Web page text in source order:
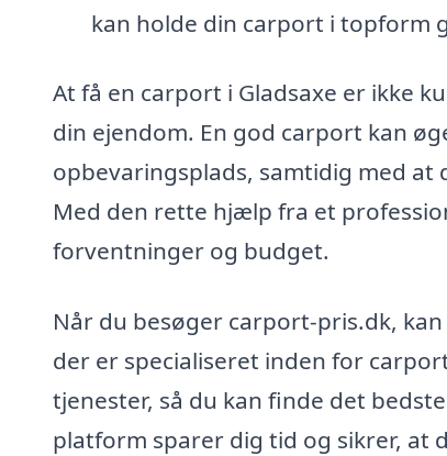
kan holde din carport i topform
At få en carport i Gladsaxe er ikke
din ejendom. En god carport kan
opbevaringsplads, samtidig med at
Med den rette hjælp fra et
forventninger og budget.
Når du besøger carport-pris.dk,
der er specialiseret inden for
tjenester, så du kan finde det
platform sparer dig tid og sikrer,